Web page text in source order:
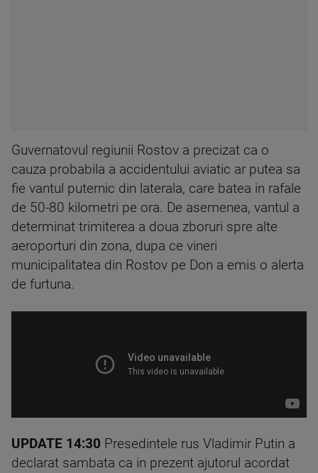
Guvernatovul regiunii Rostov a precizat ca o
cauza probabila a accidentului aviatic ar putea sa
fie vantul puternic din laterala, care batea in rafale
de 50-80 kilometri pe ora. De asemenea, vantul a
determinat trimiterea a doua zboruri spre alte
aeroporturi din zona, dupa ce vineri
municipalitatea din Rostov pe Don a emis o alerta
de furtuna.
UPDATE 14:30 Presedintele rus Vladimir Putin a
declarat sambata ca in prezent ajutorul acordat